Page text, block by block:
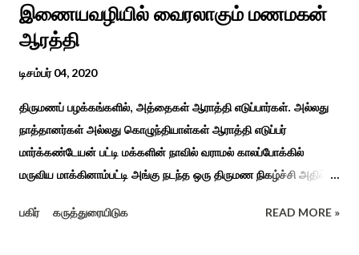
இணையவழியில் வைரலாகும் மணமகன்
ஆரத்தி
டிசம்பர் 04, 2020
திருமணப் பழக்கங்களில், அத்தைகள் ஆராத்தி எடுப்பார்கள். அல்லது
நாத்தானர்கள் அல்லது கொழுந்தியாள்கள் ஆராத்தி எடுப்பர்
மார்க்கண்டேயன் பட்டி மக்களின் நாவில் வராமல் காலப்போக்கில்
மருவிய மாக்கினாம்பட்டி அங்கு நடந்த ஒரு திருமண நிகழ்ச்சி அதில்
ஆராத்தியெடுத்த கொழுந்தியாள்கள் பாடிய ஆராத்தி பாட்டு ஒன்று 30
பகிர் கருத்துரையிடுக READ MORE »